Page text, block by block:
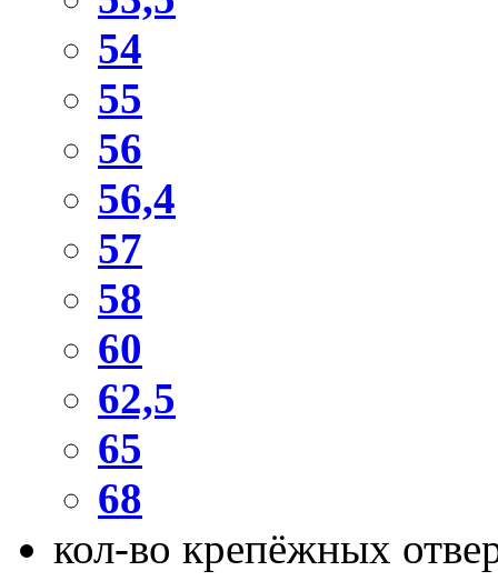
54
55
56
56,4
57
58
60
62,5
65
68
кол-во крепёжных